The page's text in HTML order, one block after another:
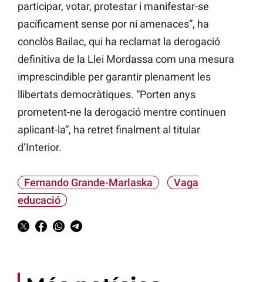
participar, votar, protestar i manifestar-se
pacíficament sense por ni amenaces”, ha
conclòs Bailac, qui ha reclamat la derogació
definitiva de la Llei Mordassa com una mesura
imprescindible per garantir plenament les
llibertats democràtiques. “Porten anys
prometent-ne la derogació mentre continuen
aplicant-la”, ha retret finalment al titular
d’Interior.
Fernando Grande-Marlaska
Vaga
educació